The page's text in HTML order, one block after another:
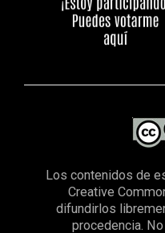
Los contenidos de
Creative
difundirlos
procedencia.